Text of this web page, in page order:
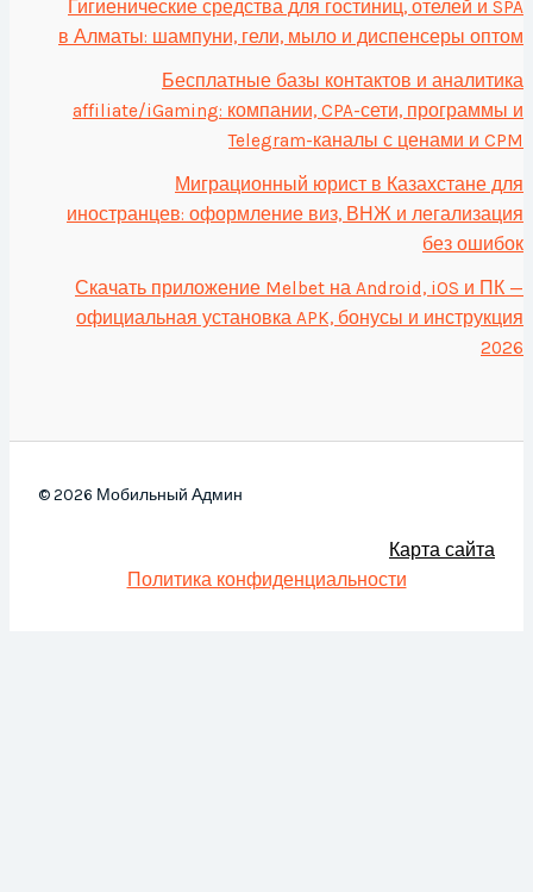
Гигиенические средства для гостиниц, отелей и SPA
в Алматы: шампуни, гели, мыло и диспенсеры оптом
Бесплатные базы контактов и аналитика
affiliate/iGaming: компании, CPA-сети, программы и
Telegram-каналы с ценами и CPM
Миграционный юрист в Казахстане для
иностранцев: оформление виз, ВНЖ и легализация
без ошибок
Скачать приложение Melbet на Android, iOS и ПК —
официальная установка APK, бонусы и инструкция
2026
© 2026 Мобильный Админ
Карта сайта
Политика конфиденциальности